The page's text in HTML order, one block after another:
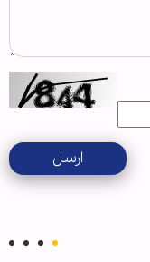
ارسل